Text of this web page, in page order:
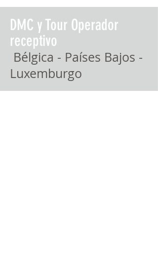
DMC y Tour Operador
receptivo
Bélgica - Países Bajos -
Luxemburgo